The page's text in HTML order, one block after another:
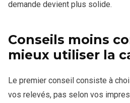
demande devient plus solide.
Conseils moins
mieux utiliser la
Le premier conseil consiste à
vos relevés, pas selon vos